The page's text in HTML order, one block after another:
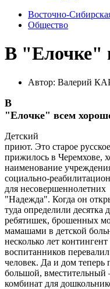
Восточно-
Общество
В "Елочке"
Автор: Валерий
В
"Елочке" всем
Детский
приют. Это старое
прижилось в Черемхове,
наименование
социально-
для несовершеннолетних
"Надежда". Когда он
туда определили десятка
ребятишек, брошенных
мамашами в детской
несколько лет контингент
воспитанников перевалил
человек. Да и дом теперь
большой,
комбинат для